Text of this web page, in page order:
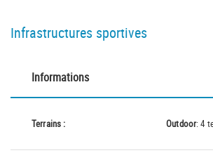
Infrastructures sportives
Informations
Terrains : Outdoor: 4